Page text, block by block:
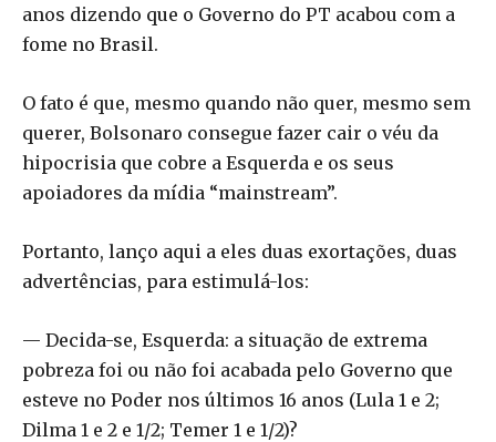
anos dizendo que o Governo do PT acabou com a
fome no Brasil.
O fato é que, mesmo quando não quer, mesmo sem
querer, Bolsonaro consegue fazer cair o véu da
hipocrisia que cobre a Esquerda e os seus
apoiadores da mídia “mainstream”.
Portanto, lanço aqui a eles duas exortações, duas
advertências, para estimulá-los:
— Decida-se, Esquerda: a situação de extrema
pobreza foi ou não foi acabada pelo Governo que
esteve no Poder nos últimos 16 anos (Lula 1 e 2;
Dilma 1 e 2 e 1/2; Temer 1 e 1/2)?